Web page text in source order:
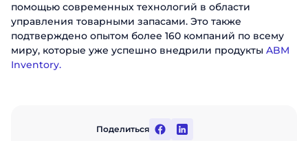
помощью современных технологий в области
управления товарными запасами. Это также
подтверждено опытом более 160 компаний по всему
миру, которые уже успешно внедрили продукты ABM
Inventory.
Поделиться